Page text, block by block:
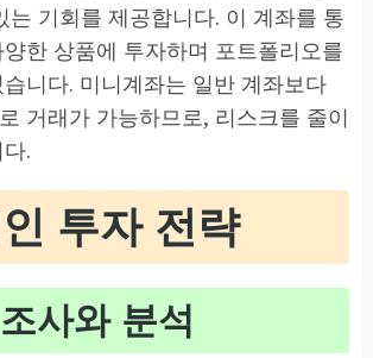
는 기회를 제공합니다. 이 계좌를 통
한 상품에 투자하며 포트폴리오를
니다. 미니계좌는 일반 계좌보다
거래가 가능하므로, 리스크를 줄이
.
투자 전략
사와 분석